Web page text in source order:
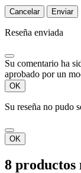
Cancelar Enviar
Reseña enviada
Su comentario ha
aprobado por un
OK
Su reseña no pudo
OK
8 productos